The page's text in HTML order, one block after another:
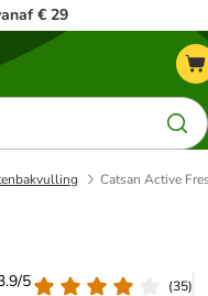
€ 29
Catsan Active
5
(35)